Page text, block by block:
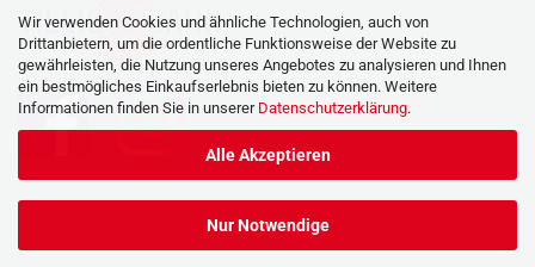
Wir verwenden Cookies und ähnliche Technologien, auch von
Drittanbietern, um die ordentliche Funktionsweise der Website zu
gewährleisten, die Nutzung unseres Angebotes zu analysieren und Ihnen
ein bestmögliches Einkaufserlebnis bieten zu können. Weitere
Informationen finden Sie in unserer Datenschutzerklärung.
Alle Akzeptieren
Nur Notwendige